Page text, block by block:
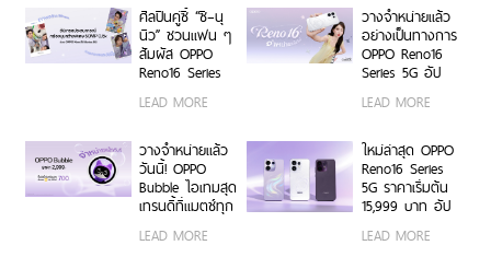
ประเทศ ชวนเหล่า
นักศึกษา มา
Make Your
Moment กับ
Series 5G เร็ว ๆ
Edition Gift Box
สุดเอ็กซ์คลูซีฟ
ร่วมสนุกได้ตั้งแต่
6 ก.ค. – 17 ส.ค.
ศิลปินคู่ซี้ “ซี–นุ
นิว” ชวนแฟน ๆ
สัมผัส OPPO
Reno16 Series
Unbox พร้อม
กล้องมุมกว้าง
พิเศษ 50MP
0.6x เก็บทุก
โมเมนต์ โดดเด่น
LEAD MORE
วางจำหน่ายแล้ว
อย่างเป็นทางการ
OPPO Reno16
Series 5G อัป
กว้างพิเศษ
0.6x ถ่ายคนสวย
สีผิวเป็น
ธรรมชาติทั้งภาพ
นิ่งและวิดีโอ ใน
ราคาเริ่มต้นเพียง
15,999 บาท
LEAD MORE
วางจำหน่ายแล้ว
วันนี้! OPPO
Bubble ไอเทมสุด
เทรนดี้ที่แมตช์ทุก
คุณสมบัติเด่น ใช้
LEAD MORE
ใหม่ล่าสุด OPPO
Reno16 Series
5G ราคาเริ่มต้น
15,999 บาท อัป
กว้างพิเศษ
LEAD MORE